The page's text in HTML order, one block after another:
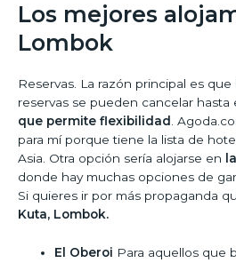
Los mejores
Lombok
Reservas. La razón principal es que
reservas se pueden cancelar hasta
que permite flexibilidad .
para mí porque tiene la lista de
Asia. Otra opción sería alojarse en
donde hay muchas opciones de
Si quieres ir por más propaganda
Kuta, Lombok.
El Oberoi Para aquellos que